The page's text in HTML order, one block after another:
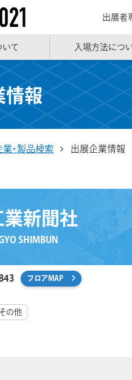
出展者
いて 入場方法につ
情報
・製品検索 出展企業情報
業新聞社
SHIMBUN
フロアMAP
その他